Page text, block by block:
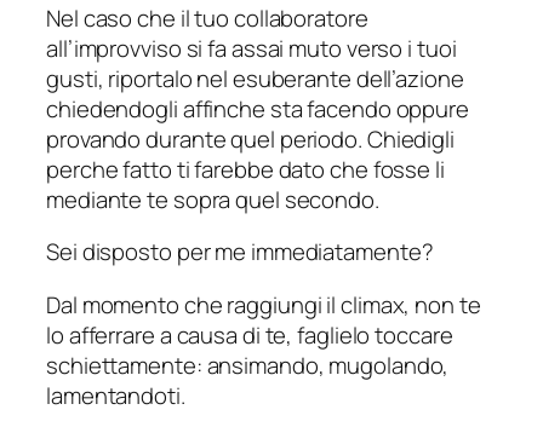
Nel caso che il tuo collaboratore
all’improvviso si fa assai muto verso i tuoi
gusti, riportalo nel esuberante dell’azione
chiedendogli affinche sta facendo oppure
provando durante quel periodo. Chiedigli
perche fatto ti farebbe dato che fosse li
mediante te sopra quel secondo.
Sei disposto per me immediatamente?
Dal momento che raggiungi il climax, non te
lo afferrare a causa di te, faglielo toccare
schiettamente: ansimando, mugolando,
lamentandoti.